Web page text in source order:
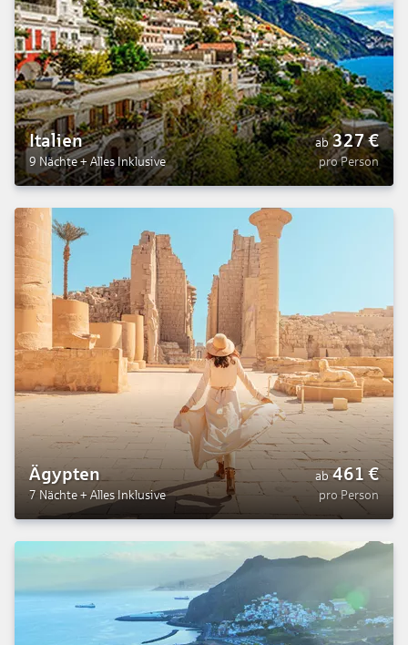
Italien
9 Nächte+ Alles Inklusive
ab 327€
pro Person
Ägypten
7 Nächte +Alles Inklusive
ab 461€
pro Person